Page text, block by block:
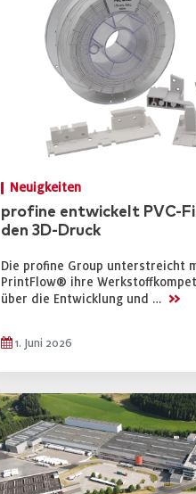
Neuigkeiten
profine entwickelt PVC-
den 3D-Druck
Die profine Group unterstreicht
PrintFlow® ihre
über die Entwicklung und … >>
1. Juni 2026